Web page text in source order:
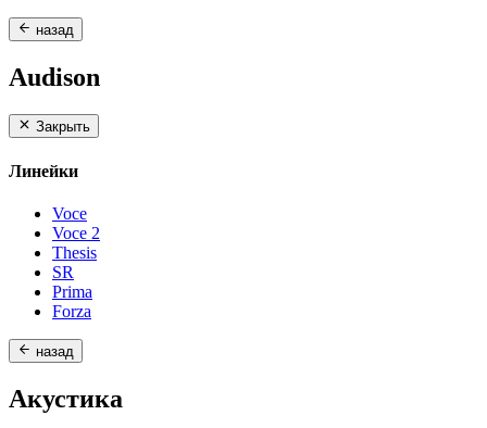
назад
Audison
Закрыть
Линейки
Voce
Voce 2
Thesis
SR
Prima
Forza
назад
Акустика